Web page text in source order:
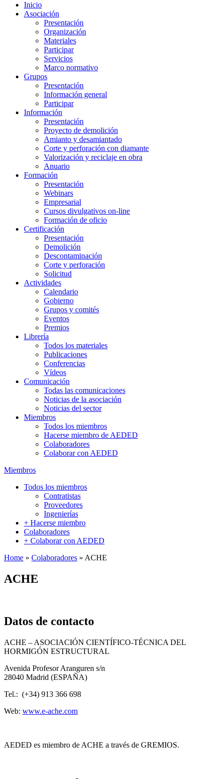
Inicio
Asociación
Presentación
Organización
Materiales
Participar
Servicios
Marco normativo
Grupos
Presentación
Información general
Participar
Información
Presentación
Proyecto de demolición
Amianto y desamiantado
Corte y perforación con diamante
Valorización y reciclaje en obra
Anuario
Formación
Presentación
Webinars
Empresarial
Cursos divulgativos on-line
Formación de oficio
Certificación
Presentación
Demolición
Descontaminación
Corte y perforación
Solicitud
Actividades
Calendario
Gobierno
Grupos y comités
Eventos
Premios
Librería
Todos los materiales
Publicaciones
Conferencias
Vídeos
Comunicación
Todas las comunicaciones
Noticias de la asociación
Noticias del sector
Miembros
Todos los miembros
Hacerse miembro de AEDED
Colaboradores
Colaborar con AEDED
Miembros
Todos los miembros
Contratistas
Proveedores
Ingenierías
+ Hacerse miembro
Colaboradores
+ Colaborar con AEDED
Home » Colaboradores » ACHE
ACHE
Datos de contacto
ACHE – ASOCIACIÓN CIENTÍFICO-TÉCNICA DEL
HORMIGÓN ESTRUCTURAL
Avenida Profesor Aranguren s/n
28040 Madrid (ESPAÑA)
Tel.: (+34) 913 366 698
Web: www.e-ache.com
AEDED es miembro de ACHE a través de GREMIOS.